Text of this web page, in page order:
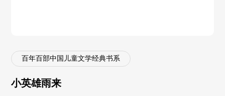
百年百部中国儿童文学经典书系
小英雄雨来